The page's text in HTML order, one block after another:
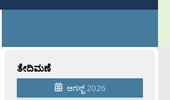
ತೇದಿಮಣೆ
ಆಗಸ್ಟ್ 2026